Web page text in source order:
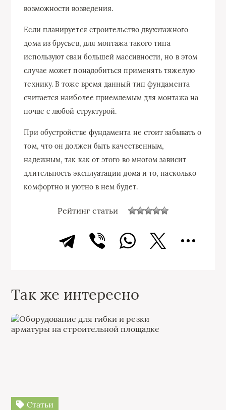
возможности возведения.
Если планируется строительство двухэтажного
дома из брусьев, для монтажа такого типа
используют сваи большей массивности, но в этом
случае может понадобиться применять тяжелую
технику. В тоже время данный тип фундамента
считается наиболее приемлемым для монтажа на
почве с любой структурой.
При обустройстве фундамента не стоит забывать о
том, что он должен быть качественным,
надежным, так как от этого во многом зависит
длительность эксплуатации дома и то, насколько
комфортно и уютно в нем будет.
Рейтинг статьи
Так же интересно
Статьи